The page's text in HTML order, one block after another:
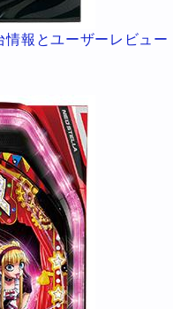
報とユーザーレビュー